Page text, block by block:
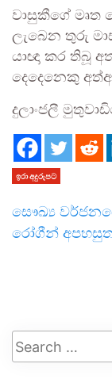
වාසුකීගේ මෘත
ලැබෙන තුරු
යාඥා කර තිබූ
දෙදෙනෙකු
දුලාංජලී
ඉරා අදුරුපට
සෞඛ්‍ය
රෝගීන්